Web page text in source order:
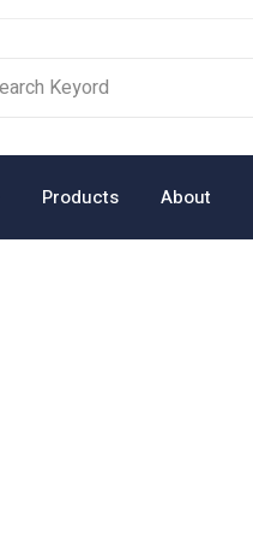
Products About